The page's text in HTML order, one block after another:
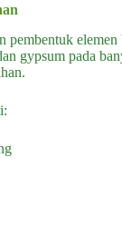
pembentuk
gypsum pada